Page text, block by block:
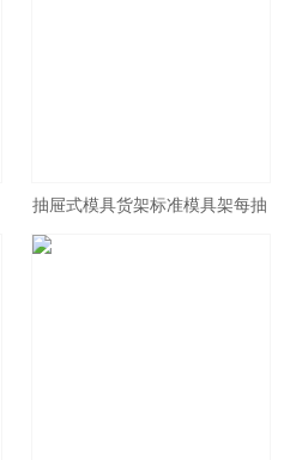
抽屉式模具货架标准模具架每抽
屉承重1t塑胶模具专用货架